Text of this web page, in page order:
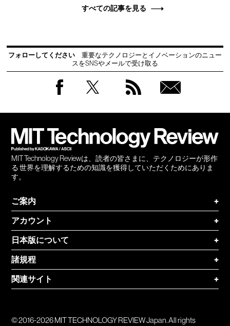
すべての記事を見る
フォローしてください
重要なテクノロジーとイノベーションのニュー
スをSNSやメールで受け取る
MIT Technology Reviewは、読者の皆さまに、テクノロジーが形作
る 世界を理解するための知識を獲得していただくためにありま
す。
ご案内
+
アカウント
+
日本版について
+
諸規程
+
関連サイト
+
© 2016-2026 MIT TECHNOLOGY REVIEW Japan. All rights